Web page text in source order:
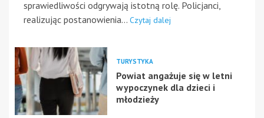
sprawiedliwości odgrywają istotną rolę. Policjanci,
realizując postanowienia... Czytaj dalej
TURYSTYKA
Powiat angażuje się w letni
wypoczynek dla dzieci i
młodzieży